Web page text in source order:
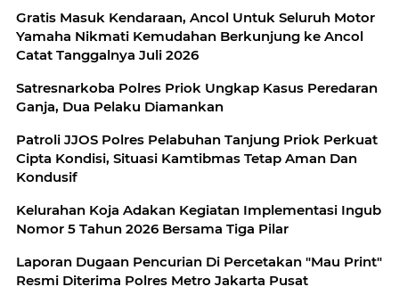
Gratis Masuk Kendaraan, Ancol Untuk Seluruh Motor
Yamaha Nikmati Kemudahan Berkunjung ke Ancol
Catat Tanggalnya Juli 2026
Satresnarkoba Polres Priok Ungkap Kasus Peredaran
Ganja, Dua Pelaku Diamankan
Patroli JJOS Polres Pelabuhan Tanjung Priok Perkuat
Cipta Kondisi, Situasi Kamtibmas Tetap Aman Dan
Kondusif
Kelurahan Koja Adakan Kegiatan Implementasi Ingub
Nomor 5 Tahun 2026 Bersama Tiga Pilar
Laporan Dugaan Pencurian Di Percetakan "Mau Print"
Resmi Diterima Polres Metro Jakarta Pusat